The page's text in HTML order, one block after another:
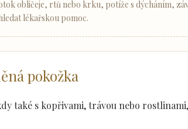
obličeje, rtů nebo krku, potíže s dýcháním,
lékařskou pomoc.
pokožka
také s kopřivami, trávou nebo